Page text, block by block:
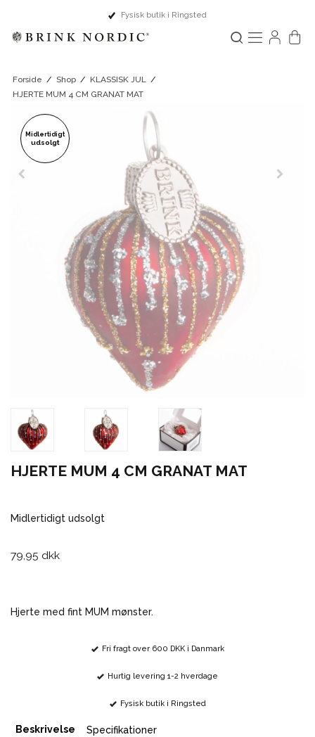
Fysisk butik i Ringsted
Forside / Shop / KLASSISK JUL /
HJERTE MUM 4 CM GRANAT MAT
Midlertidigt
udsolgt
HJERTE MUM 4 CM GRANAT MAT
Midlertidigt udsolgt
79,95 dkk
Hjerte med fint MUM mønster.
Fri fragt over 600 DKK i Danmark
Hurtig levering 1-2 hverdage
Fysisk butik i Ringsted
Beskrivelse Specifikationer